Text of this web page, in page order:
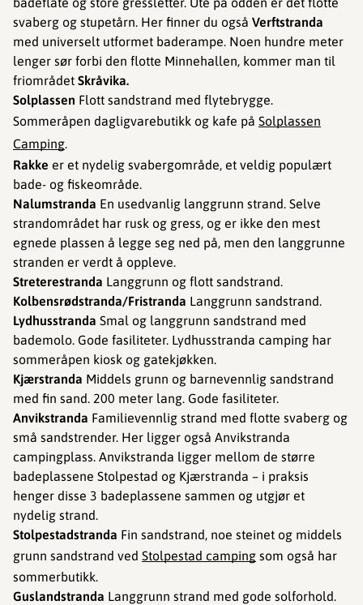
svaberg og stupetårn. Her finner du også Verftstranda
med universelt utformet baderampe. Noen hundre meter
lenger sør forbi den flotte Minnehallen, kommer man til
friområdet Skråvika.
Solplassen Flott sandstrand med flytebrygge.
Sommeråpen dagligvarebutikk og kafe på Solplassen
Camping.
Rakke er et nydelig svabergområde, et veldig populært
bade- og fiskeområde.
Nalumstranda En usedvanlig langgrunn strand. Selve
strandområdet har rusk og gress, og er ikke den mest
egnede plassen å legge seg ned på, men den langgrunne
stranden er verdt å oppleve.
Streterestranda Langgrunn og flott sandstrand.
Kolbensrødstranda/Fristranda Langgrunn sandstrand.
Lydhusstranda Smal og langgrunn sandstrand med
bademolo. Gode fasiliteter. Lydhusstranda camping har
sommeråpen kiosk og gatekjøkken.
Kjærstranda Middels grunn og barnevennlig sandstrand
med fin sand. 200 meter lang. Gode fasiliteter.
Anvikstranda Familievennlig strand med flotte svaberg og
små sandstrender. Her ligger også Anvikstranda
campingplass. Anvikstranda ligger mellom de større
badeplassene Stolpestad og Kjærstranda – i praksis
henger disse 3 badeplassene sammen og utgjør et
nydelig strand.
Stolpestadstranda Fin sandstrand, noe steinet og middels
grunn sandstrand ved Stolpestad camping som også har
sommerbutikk.
Guslandstranda Langgrunn strand med gode solforhold.